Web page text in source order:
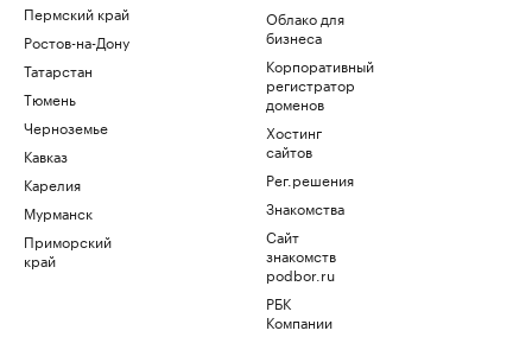
Пермский край
Ростов-на-Дону
Татарстан
Тюмень
Черноземье
Кавказ
Карелия
Мурманск
Приморский
край
Облако для
бизнеса
Корпоративный
регистратор
доменов
Хостинг
сайтов
Рег.решения
Знакомства
Сайт
знакомств
podbor.ru
РБК
Компании